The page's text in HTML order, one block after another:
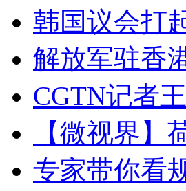
韩国议会打
解放军驻香
CGTN记者
【微视界】
专家带你看